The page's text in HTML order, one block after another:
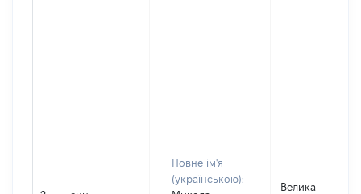
Повне ім'я
(українською):
Велика